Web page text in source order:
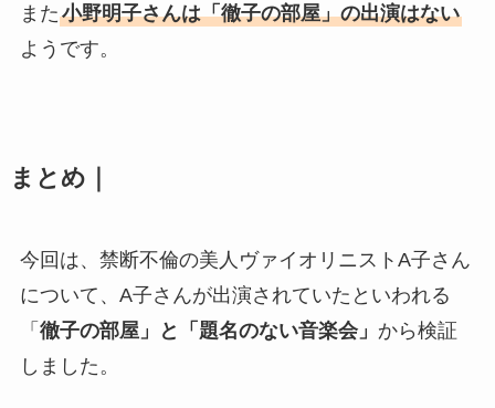
また小野明子さんは「徹子の部屋」の出演はない
ようです。
まとめ｜
今回は、禁断不倫の美人ヴァイオリニストA子さん
について、A子さんが出演されていたといわれる
「 徹子の部屋」と「題名のない音楽会」 から検証
しました。